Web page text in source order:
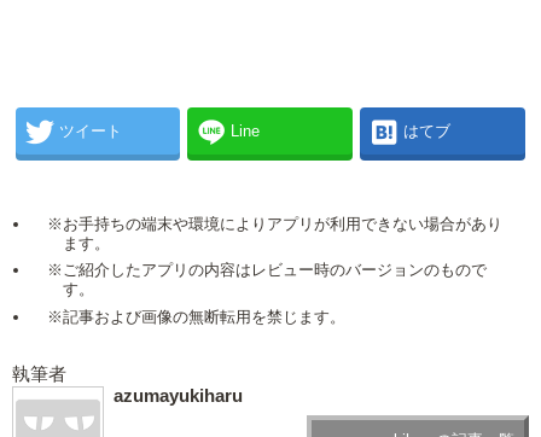
ツイート Line はてブ
※お手持ちの端末や環境によりアプリが利用できない場合があり
ます。
※ご紹介したアプリの内容はレビュー時のバージョンのもので
す。
※記事および画像の無断転用を禁じます。
執筆者
azumayukiharu